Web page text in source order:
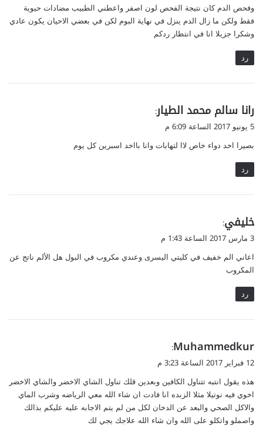
وفحص الدم كان نتيجة الفحص لون اصفر واعطني الطبيب مضادات حيوية
فقط ولكن ما زال الدم ينزل في نهاية البوم لكن في بعضي الاحيان يكون عادي
وشكرا جزيلا انا في انتظار ردكم
رد
ي
ق
ل
رانا سالم محمد الطيار:
5 يونيو 2017 الساعة 6:09 م
بصيرا اخد دواء خاص ﻻا لتهابات وانا بااخد اسبرين كل يوم
رد
ي
ق
ل
خليفي:
3 مارس 2017 الساعة 1:43 م
اعاني الم خفيف في كليتي اليسرى وعندي مكروب في البول هل الألم ناتج عن
المكروب
رد
ي
ق
ل
Muhammedkur
:
12 فبراير 2017 الساعة 3:23 م
هذه يقول انتبه تتناول الكافين وبعدين قلك تناول الشاي الاخضر والشاي الاخضر
اخوي فيه نوتيلا مثلا الزبده انا فادت ان شاء الله معي الرياضه وشرب الماي
والاكل الصحي والبعد عن الدخان لكل من لم يتم الاجابه عليه عليكم بذالك
واصملو واتكلو على الله وان شاء الله علاجك يجي لك